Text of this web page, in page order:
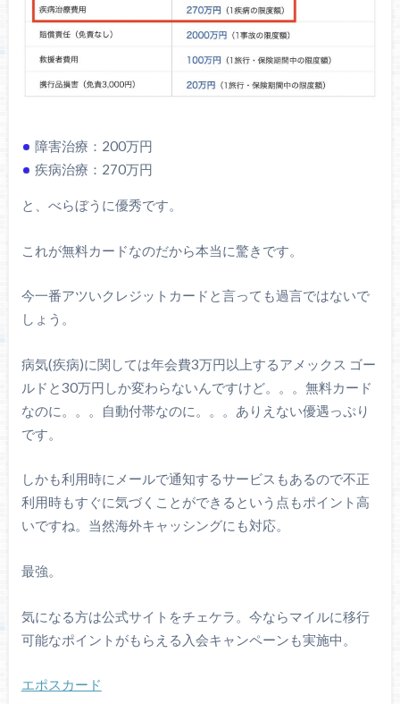
障害治療：200万円
疾病治療：270万円
と、べらぼうに優秀です。
これが無料カードなのだから本当に驚きです。
今一番アツいクレジットカードと言っても過言ではないで
しょう。
病気(疾病)に関しては年会費3万円以上するアメックス ゴー
ルドと30万円しか変わらないんですけど。。。無料カード
なのに。。。自動付帯なのに。。。ありえない優遇っぷり
です。
しかも利用時にメールで通知するサービスもあるので不正
利用時もすぐに気づくことができるという点もポイント高
いですね。当然海外キャッシングにも対応。
最強。
気になる方は公式サイトをチェケラ。今ならマイルに移行
可能なポイントがもらえる入会キャンペーンも実施中。
エポスカード